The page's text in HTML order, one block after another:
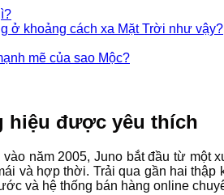
ở khoảng cách xa Mặt Trời như vậy?
mẽ của sao Mộc?
hiệu được yêu thích
năm 2005, Juno bắt đầu từ một
và hợp thời. Trải qua gần hai
và hệ thống bán hàng online